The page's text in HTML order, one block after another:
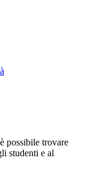
possibile trovare
studenti e al